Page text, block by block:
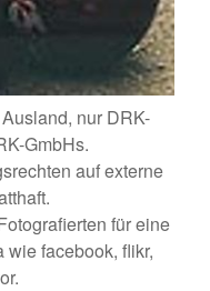
nur DRK-
GmbHs.
auf externe
für eine
facebook, flikr,